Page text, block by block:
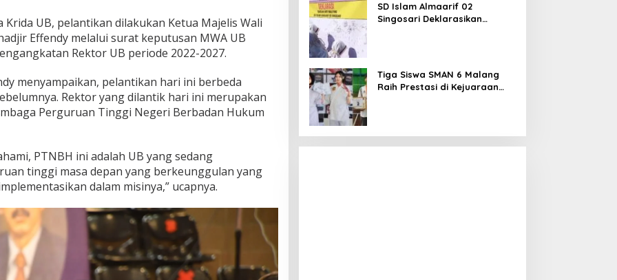
Krida UB, pelantikan dilakukan Ketua Majelis Wali
Effendy melalui surat keputusan MWA UB
Rektor UB periode 2022-2027.
menyampaikan, pelantikan hari ini berbeda
Rektor yang dilantik hari ini merupakan
Perguruan Tinggi Negeri Berbadan Hukum
PTNBH ini adalah UB yang sedang
tinggi masa depan yang berkeunggulan yang
dalam misinya,” ucapnya.
SD Islam Almaarif 02
Singosari Deklarasikan
Tiga Siswa SMAN 6 Malang
Raih Prestasi di Kejuaraan